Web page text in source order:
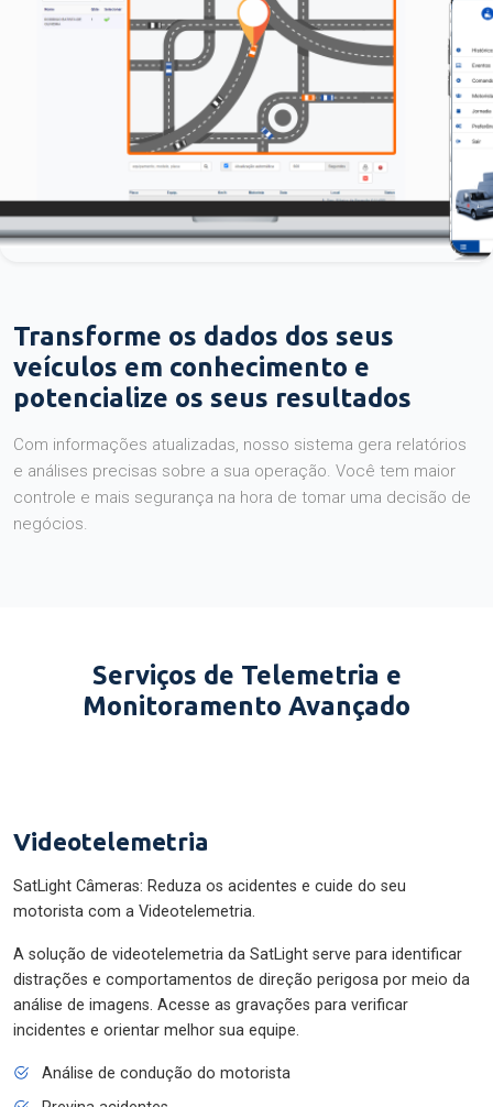
Transforme os dados dos seus
veículos em conhecimento e
potencialize os seus resultados
Com informações atualizadas, nosso sistema gera relatórios
e análises precisas sobre a sua operação. Você tem maior
controle e mais segurança na hora de tomar uma decisão de
negócios.
Serviços de Telemetria e
Monitoramento Avançado
Videotelemetria
SatLight Câmeras: Reduza os acidentes e cuide do seu
motorista com a Videotelemetria.
A solução de videotelemetria da SatLight serve para identificar
distrações e comportamentos de direção perigosa por meio da
análise de imagens. Acesse as gravações para verificar
incidentes e orientar melhor sua equipe.
Análise de condução do motorista